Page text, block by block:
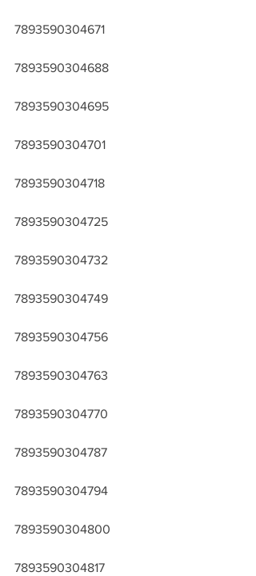
7893590304671
7893590304688
7893590304695
7893590304701
7893590304718
7893590304725
7893590304732
7893590304749
7893590304756
7893590304763
7893590304770
7893590304787
7893590304794
7893590304800
7893590304817